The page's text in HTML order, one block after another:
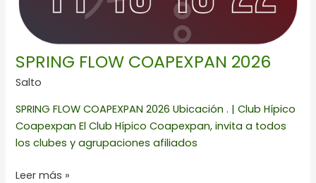
SPRING FLOW COAPEXPAN 2026
Salto
SPRING FLOW COAPEXPAN 2026 Ubicación . | Club Hípico
Coapexpan El Club Hípico Coapexpan, invita a todos
los clubes y agrupaciones afiliados
Leer más »